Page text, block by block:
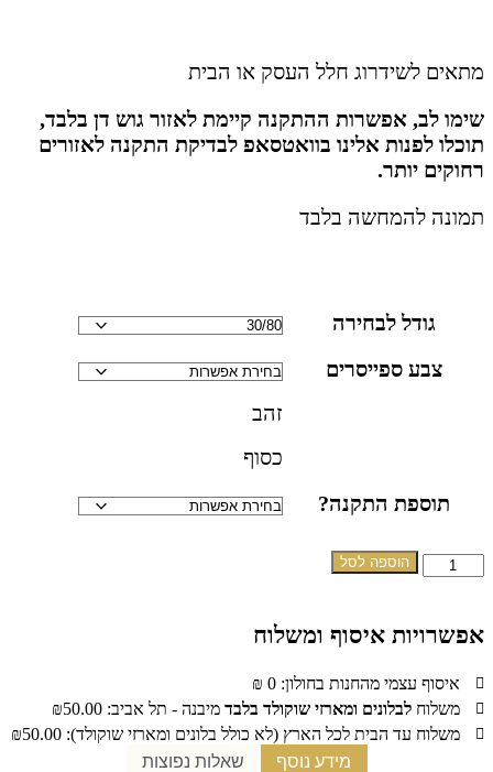
מתאים לשידרוג חלל העסק או הבית
שימו לב, אפשרות ההתקנה קיימת לאזור גוש דן בלבד,
תוכלו לפנות אלינו בוואטסאפ לבדיקת התקנה לאזורים
רחוקים יותר.
תמונה להמחשה בלבד
גודל לבחירה
צבע ספייסרים
זהב
כסוף
תוספת התקנה?
הוספה לסל
אפשרויות איסוף ומשלוח
איסוף עצמי מהחנות בחולון: 0 ₪
משלוחלבלונים ומארזי שוקולד בלבדמיבנה - תל אביב: ₪50.00
משלוח עד הבית לכל הארץ (לא כולל בלונים ומארזי שוקולד): ₪50.00
מידע נוסף
שאלות נפוצות